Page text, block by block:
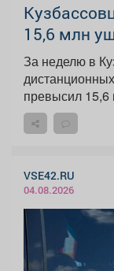
15,6 млн
За неделю в
превысил 15,6
VSE42.RU
04.08.2026